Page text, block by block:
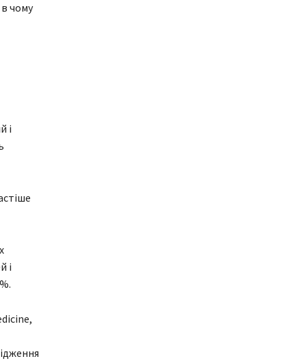
чому
і
і